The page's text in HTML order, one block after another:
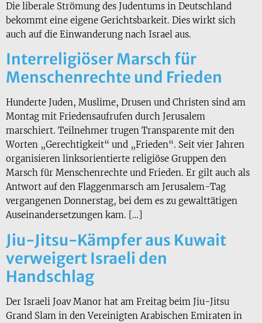
Die liberale Strömung des Judentums in Deutschland
bekommt eine eigene Gerichtsbarkeit. Dies wirkt sich
auch auf die Einwanderung nach Israel aus.
Interreligiöser Marsch für
Menschenrechte und Frieden
Hunderte Juden, Muslime, Drusen und Christen sind am
Montag mit Friedensaufrufen durch Jerusalem
marschiert. Teilnehmer trugen Transparente mit den
Worten „Gerechtigkeit“ und „Frieden“. Seit vier Jahren
organisieren linksorientierte religiöse Gruppen den
Marsch für Menschenrechte und Frieden. Er gilt auch als
Antwort auf den Flaggenmarsch am Jerusalem-Tag
vergangenen Donnerstag, bei dem es zu gewalttätigen
Auseinandersetzungen kam. […]
Jiu-Jitsu-Kämpfer aus Kuwait
verweigert Israeli den
Handschlag
Der Israeli Joav Manor hat am Freitag beim Jiu-Jitsu
Grand Slam in den Vereinigten Arabischen Emiraten in